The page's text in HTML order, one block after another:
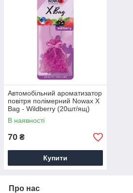
Автомобільний ароматизатор
повітря полімерний Nowax X
Bag - Wildberry (20шт/ящ)
В наявності
70 ₴
Купити
Про нас